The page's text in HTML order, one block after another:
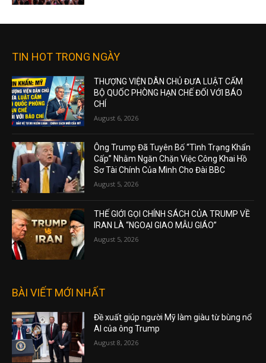
TIN HOT TRONG NGÀY
THƯỢNG VIỆN DÂN CHỦ ĐƯA LUẬT CẤM
BỘ QUỐC PHÒNG HẠN CHẾ ĐỐI VỚI BÁO
CHÍ
August 6, 2026
Ông Trump Đã Tuyên Bố “Tình Trạng Khẩn
Cấp” Nhằm Ngăn Chặn Việc Công Khai Hồ
Sơ Tài Chính Của Mình Cho Đài BBC
August 5, 2026
THẾ GIỚI GỌI CHÍNH SÁCH CỦA TRUMP VỀ
IRAN LÀ “NGOẠI GIAO MẪU GIÁO”
August 5, 2026
BÀI VIẾT MỚI NHẤT
Đề xuất giúp người Mỹ làm giàu từ bùng nổ
AI của ông Trump
August 8, 2026